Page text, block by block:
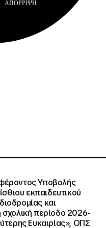
Υποβολής
εκπαιδευτικού
και
περίοδο 2026-
Ευκαιρίας», ΟΠΣ
ΑΠΌΡΡΙΨΗ